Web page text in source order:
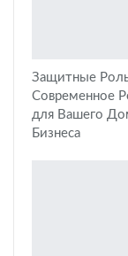
Защитные
Современное
для Вашего
Бизнеса